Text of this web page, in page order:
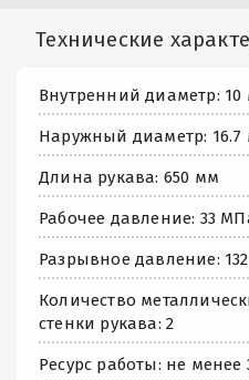
Технические
Внутренний диаметр: 10
Наружный диаметр: 16.7
Длина рукава: 650 мм
Рабочее давление: 33
Разрывное давление:
Количество
стенки рукава: 2
Ресурс работы: не менее